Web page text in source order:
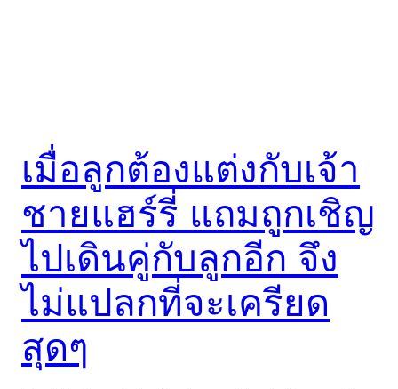
เมื่อลูกต้องแต่งกับเจ้า
ชายแฮร์รี่ แถมถูกเชิญ
ไปเดินคู่กับลูกอีก จึง
ไม่แปลกที่จะเครียด
สุดๆ